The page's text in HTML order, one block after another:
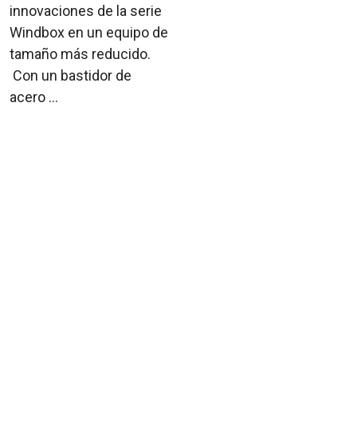
innovaciones de la serie
Windbox en un equipo de
tamaño más reducido.
Con un bastidor de
acero ...